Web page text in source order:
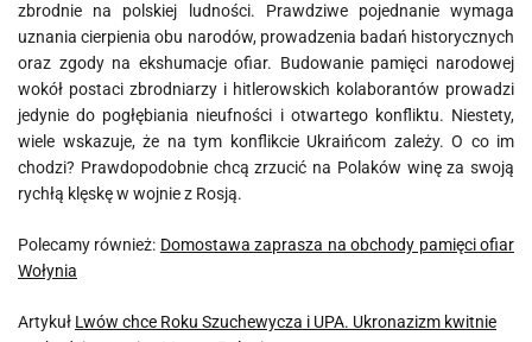
zbrodnie na polskiej ludności. Prawdziwe pojednanie wymaga
uznania cierpienia obu narodów, prowadzenia badań historycznych
oraz zgody na ekshumacje ofiar. Budowanie pamięci narodowej
wokół postaci zbrodniarzy i hitlerowskich kolaborantów prowadzi
jedynie do pogłębiania nieufności i otwartego konfliktu. Niestety,
wiele wskazuje, że na tym konflikcie Ukraińcom zależy. O co im
chodzi? Prawdopodobnie chcą zrzucić na Polaków winę za swoją
rychłą klęskę w wojnie z Rosją.
Polecamy również: Domostawa zaprasza na obchody pamięci ofiar
Wołynia
Artykuł Lwów chce Roku Szuchewycza i UPA. Ukronazizm kwitnie